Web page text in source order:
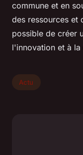
commune et en
des ressources et
possible de créer
l'innovation et à la
Actu